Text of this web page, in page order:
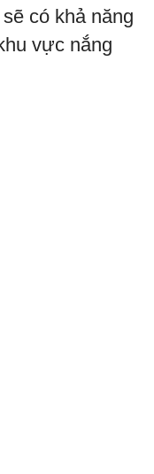
có khả năng
vực nắng